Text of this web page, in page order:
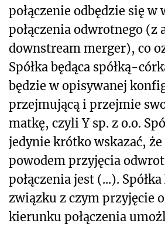
połączenie odbędzie się w
połączenia odwrotnego (z
downstream merger), co
Spółka będąca spółką-
będzie w opisywanej
przejmującą i przejmie
matkę, czyli Y sp. z o.o.
jedynie krótko wskazać,
powodem przyjęcia
połączenia jest (...).
związku z czym przyjęcie
kierunku połączenia